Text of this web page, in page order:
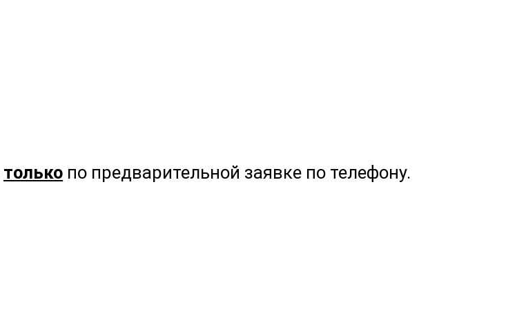
только по предварительной заявке по телефону.